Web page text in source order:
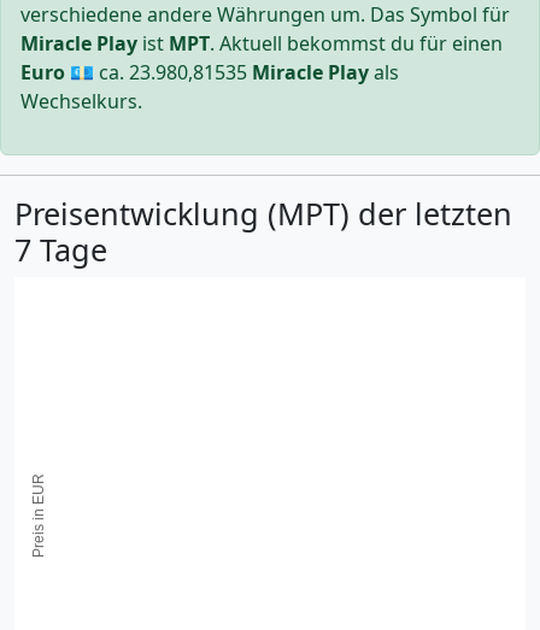
verschiedene andere Währungen um. Das Symbol für
Miracle Play ist MPT. Aktuell bekommst du für einen
Euro 💶 ca. 23.980,81535 Miracle Playals
Wechselkurs.
Preisentwicklung (MPT) der letzten
7 Tage
Preis in EUR